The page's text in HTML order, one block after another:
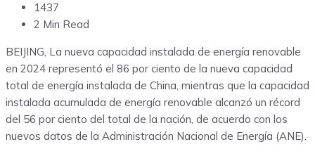
1437
2 Min Read
BEIJING, La nueva capacidad instalada de energía renovable
en 2024 representó el 86 por ciento de la nueva capacidad
total de energía instalada de China, mientras que la capacidad
instalada acumulada de energía renovable alcanzó un récord
del 56 por ciento del total de la nación, de acuerdo con los
nuevos datos de la Administración Nacional de Energía (ANE).